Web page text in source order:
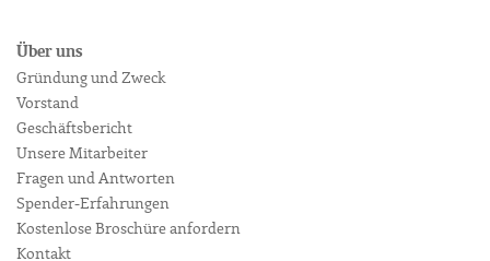
Über uns
Gründung und Zweck
Vorstand
Geschäftsbericht
Unsere Mitarbeiter
Fragen und Antworten
Spender-Erfahrungen
Kostenlose Broschüre anfordern
Kontakt